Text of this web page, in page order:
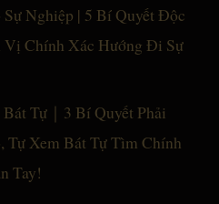
Nghiệp | 5 Bí Quyết Độc
Chính Xác Hướng Đi Sự
Tự｜3 Bí Quyết Phải
Tự Xem Bát Tự Tìm Chính
Tay!